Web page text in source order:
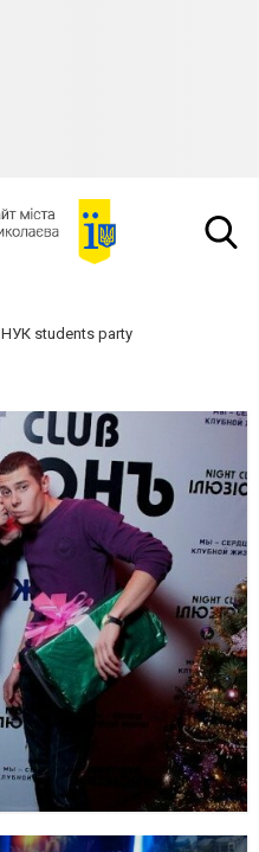
НУК students party